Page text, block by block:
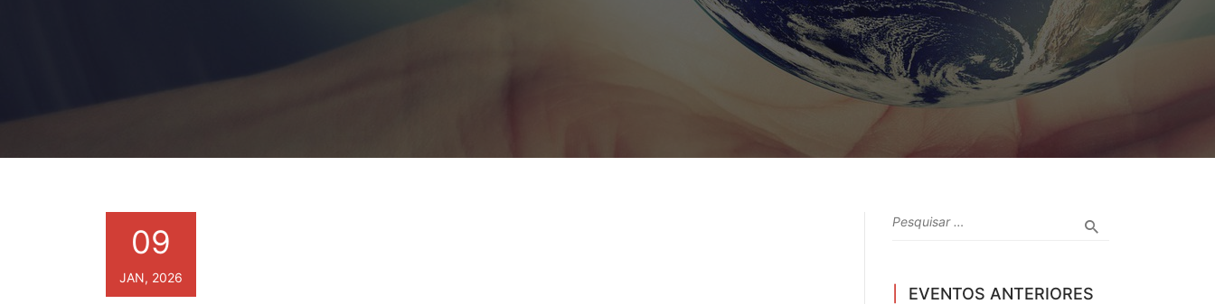
09
JAN, 2026
EVENTOS ANTERIORES